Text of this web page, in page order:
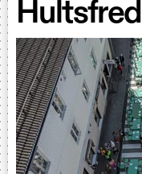
Hultsfred